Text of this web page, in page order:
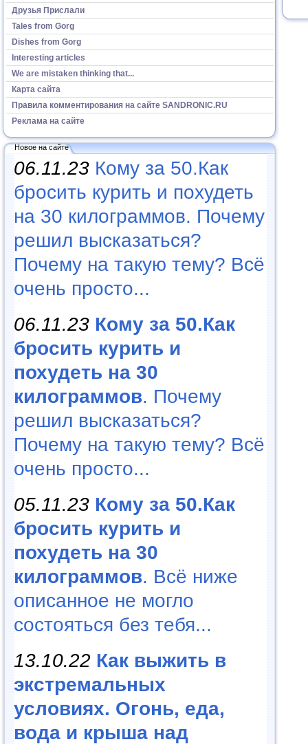
Друзья Прислали
Tales from Gorg
Dishes from Gorg
Interesting articles
We are mistaken thinking that...
Карта сайта
Правила комментирования на сайте SANDRONIC.RU
Реклама на сайте
Новое на сайте
06.11.23 Кому за 50.Как
бросить курить и похудеть
на 30 килограммов. Почему
решил высказаться?
Почему на такую тему? Всё
очень просто...
06.11.23 Кому за 50.Как
бросить курить и
похудеть на 30
килограммов. Почему
решил высказаться?
Почему на такую тему? Всё
очень просто...
05.11.23 Кому за 50.Как
бросить курить и
похудеть на 30
килограммов. Всё ниже
описанное не могло
состояться без тебя...
13.10.22 Как выжить в
экстремальных
условиях. Огонь, еда,
вода и крыша над